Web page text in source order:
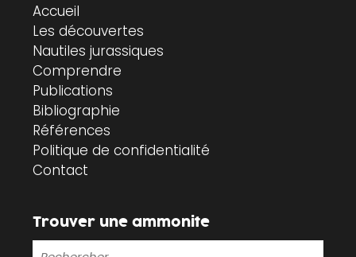
Accueil
Les découvertes
Nautiles jurassiques
Comprendre
Publications
Bibliographie
Références
Politique de confidentialité
Contact
Trouver une ammonite